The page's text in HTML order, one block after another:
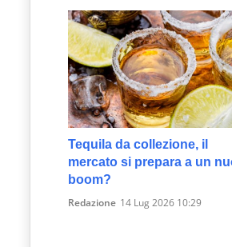
Tequila da collezione, il
mercato si prepara a un
boom?
Redazione 14 Lug 2026 10:29